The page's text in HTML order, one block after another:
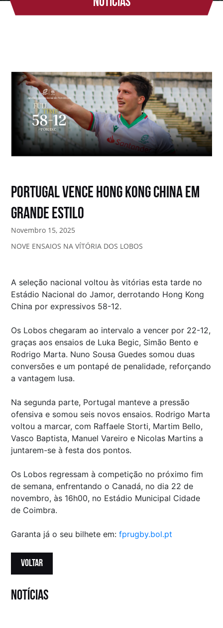
PORTUGAL VENCE HONG KONG CHINA EM
GRANDE ESTILO
Novembro 15, 2025
NOVE ENSAIOS NA VÍTÓRIA DOS LOBOS
A seleção nacional voltou às vitórias esta tarde no
Estádio Nacional do Jamor, derrotando Hong Kong
China por expressivos 58-12.
Os Lobos chegaram ao intervalo a vencer por 22-12,
graças aos ensaios de Luka Begic, Simão Bento e
Rodrigo Marta. Nuno Sousa Guedes somou duas
conversões e um pontapé de penalidade, reforçando
a vantagem lusa.
Na segunda parte, Portugal manteve a pressão
ofensiva e somou seis novos ensaios. Rodrigo Marta
voltou a marcar, com Raffaele Storti, Martim Bello,
Vasco Baptista, Manuel Vareiro e Nicolas Martins a
juntarem-se à festa dos pontos.
Os Lobos regressam à competição no próximo fim
de semana, enfrentando o Canadá, no dia 22 de
novembro, às 16h00, no Estádio Municipal Cidade
de Coimbra.
Garanta já o seu bilhete em:fprugby.bol.pt
VOLTAR
notícias